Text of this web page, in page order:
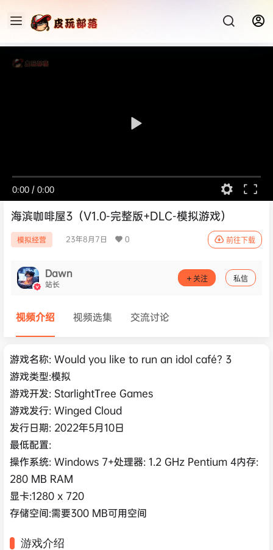
0:00 / 0:00
海滨咖啡屋3（V1.0-完整版+DLC-模拟游戏）
模拟经营 23年8月7日 0 前往下载
Dawn
站长 关注 私信
视频介绍 视频选集 交流讨论
游戏名称: Would you like to run an idol café? 3
游戏类型:模拟
游戏开发: StarlightTree Games
游戏发行: Winged Cloud
发行日期: 2022年5月10日
最低配置:
操作系统: Windows 7+处理器: 1.2 GHz Pentium 4内存:
280 MB RAM
显卡:1280 x 720
存储空间:需要300 MB可用空间
游戏介绍